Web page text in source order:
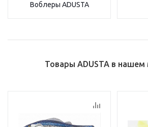
Воблеры ADUSTA
Товары ADUSTA в нашем